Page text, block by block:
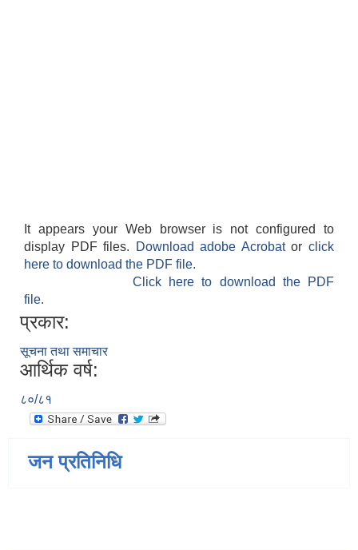
It appears your Web browser is not configured to
display PDF files.
Download adobe Acrobatorclick
here to download the PDF file.
Click here to download the PDF
file.
प्रकार:
सूचना तथा समाचार
आर्थिक वर्ष:
८०/८१
जन प्रतिनिधि